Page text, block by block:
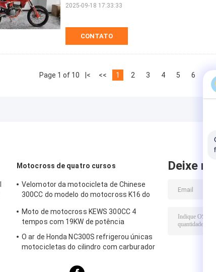
CONTATO
2025-09-18 17:33:33
Page 1 of 10 |< << 1 2 3 4 5 6
Motocross de quatro cursos
Velomotor da motocicleta de Chinese
300CC do modelo do motocross K16 do
Moto de motocross KEWS 300CC 4
tempos com 19KW de potência
O ar de Honda NC300S refrigerou únicas
motocicletas do cilindro com carburador
Deixe